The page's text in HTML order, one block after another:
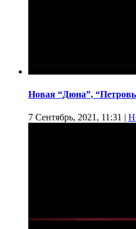
Новая “Дюна”,
7 Сентябрь, 2021, 11:31 |